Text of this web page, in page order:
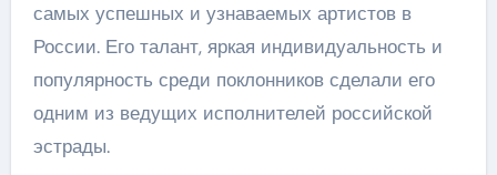
самых успешных и узнаваемых артистов в
России. Его талант, яркая индивидуальность и
популярность среди поклонников сделали его
одним из ведущих исполнителей российской
эстрады.